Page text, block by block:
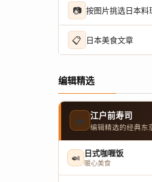
📷 按图片挑选日本料
📋 日本美食文章
编辑精选
🍣 江户前寿司
编辑精选的经典东
🍛 日式咖喱饭
暖心美食